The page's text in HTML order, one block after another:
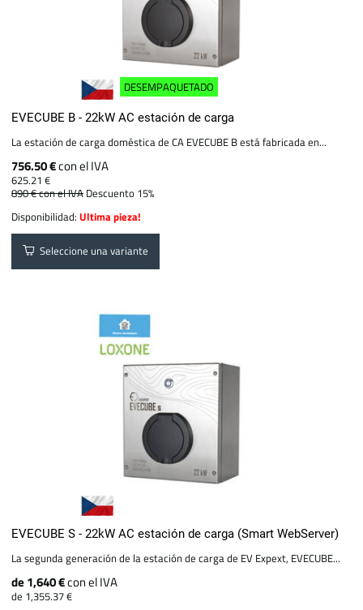
DESEMPAQUETADO
EVECUBE B - 22kW AC estación de carga
La estación de carga doméstica de CA EVECUBE B está fabricada en...
756.50 €con el IVA
625.21 €
890 €con el IVA Descuento 15%
Disponibilidad:Ultima pieza!
Seleccione una variante
EVECUBE S - 22kW AC estación de carga (Smart WebServer)
La segunda generación de la estación de carga de EV Expext, EVECUBE...
de 1,640 €con el IVA
de 1,355.37 €